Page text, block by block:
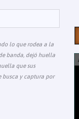
lo que rodea a la
banda, dejó huella
que sus
busca y captura por